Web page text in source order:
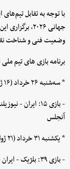
با توجه به تقابل
جهانی ۲۰۲۶،
وضعیت فنی و شناخت
برنامه بازی های تیم ملی
* سه‌شنبه ۲۶ خرداد (۱۶ ژوئن ۲۰۲۶)
آنجلس
* یکشنبه ۳۱ خرداد (۲۱ ژوئن ۲۰۲۶)
- بازی ۳۹: بلژیک - ایران - ساعت ۲۲:۳۰ به وقت تهران - استادیوم لس آنجلس